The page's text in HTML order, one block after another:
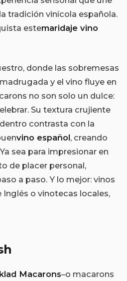
tradición vinícola española.
estemaridaje vino
donde las sobremesas
y el vino fluye en
no son solo un dulce:
Su textura crujiente
contrasta con la
vino español, creando
sea para impresionar en
de placer personal,
a paso. Y lo mejor: vinos
Inglés o vinotecas locales,
Macarons–o macarons